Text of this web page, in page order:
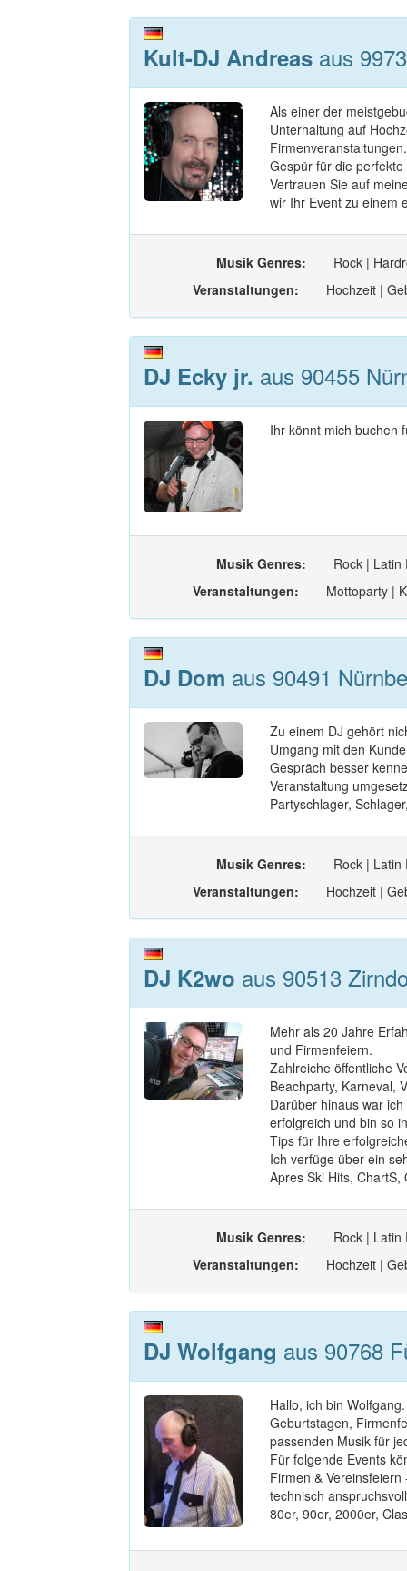
Kult-DJ Andreas aus
Als einer der
Unterhaltung auf
Gespür für die
Vertrauen Sie auf
wir Ihr Event zu einem
Musik Genres:
Rock |
Veranstaltungen:
Hochzeit |
DJ Ecky jr. aus 90455
Ihr könnt mich buchen
Musik Genres:
Rock |
Veranstaltungen:
Mottoparty |
DJ Dom aus 90491
Zu einem DJ gehört
Umgang mit den
Gespräch besser
Veranstaltung
Partyschlager,
Musik Genres:
Rock |
Veranstaltungen:
Hochzeit |
DJ K2wo aus 90513
Mehr als 20 Jahre
und Firmenfeiern.
Zahlreiche öffentliche
Beachparty, Karneval,
Darüber hinaus war
erfolgreich und bin so
Tips für Ihre
Ich verfüge über ein
Apres Ski Hits,
Musik Genres:
Rock |
Veranstaltungen:
Hochzeit |
DJ Wolfgang aus 90768
Hallo, ich bin
Geburtstagen,
passenden Musik für
Für folgende Events
Firmen &
technisch
80er, 90er, 2000er,